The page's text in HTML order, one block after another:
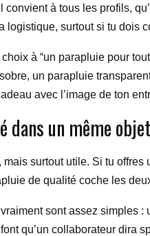
à tous les profils,
surtout si tu dois
à “un parapluie pour
un parapluie
avec l’image de ton
dans un même objet
surtout utile. Si tu
de qualité coche les
sont assez simples
qu’un collaborateur dira